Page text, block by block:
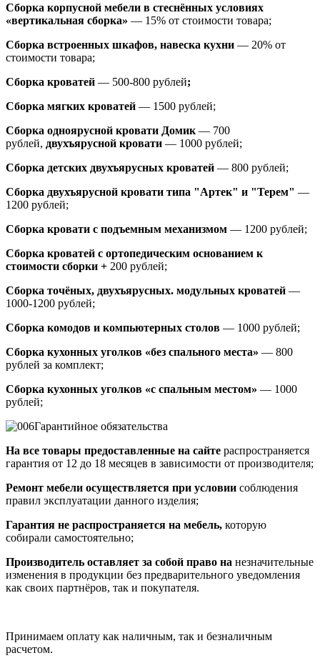
Сборка корпусной мебели в стеснённых условиях
«вертикальная сборка» — 15% от стоимости товара;
Сборка встроенных шкафов, навеска кухни — 20% от
стоимости товара;
Сборка кроватей — 500-800 рублей;
Сборка мягких кроватей — 1500 рублей;
Сборка одноярусной кровати Домик — 700
рублей, двухъярусной кровати — 1000 рублей;
Сборка детских двухъярусных кроватей — 800 рублей;
Сборка двухъярусной кровати типа "Артек" и "Терем" —
1200 рублей;
Сборка кровати с подъемным механизмом — 1200 рублей;
Сборка кроватей с ортопедическим основанием к
стоимости сборки + 200 рублей;
Сборка точёных, двухъярусных. модульных кроватей —
1000-1200 рублей;
Сборка комодов и компьютерных столов — 1000 рублей;
Сборка кухонных уголков «без спального места» — 800
рублей за комплект;
Сборка кухонных уголков «с спальным местом» — 1000
рублей;
Гарантийное обязательства
На все товары предоставленные на сайте распространяется
гарантия от 12 до 18 месяцев в зависимости от производителя;
Ремонт мебели осуществляется при условии соблюдения
правил эксплуатации данного изделия;
Гарантия не распространяется на мебель, которую
собирали самостоятельно;
Производитель оставляет за собой право на незначительные
изменения в продукции без предварительного уведомления
как своих партнёров, так и покупателя.
Принимаем оплату как наличным, так и безналичным
расчетом.